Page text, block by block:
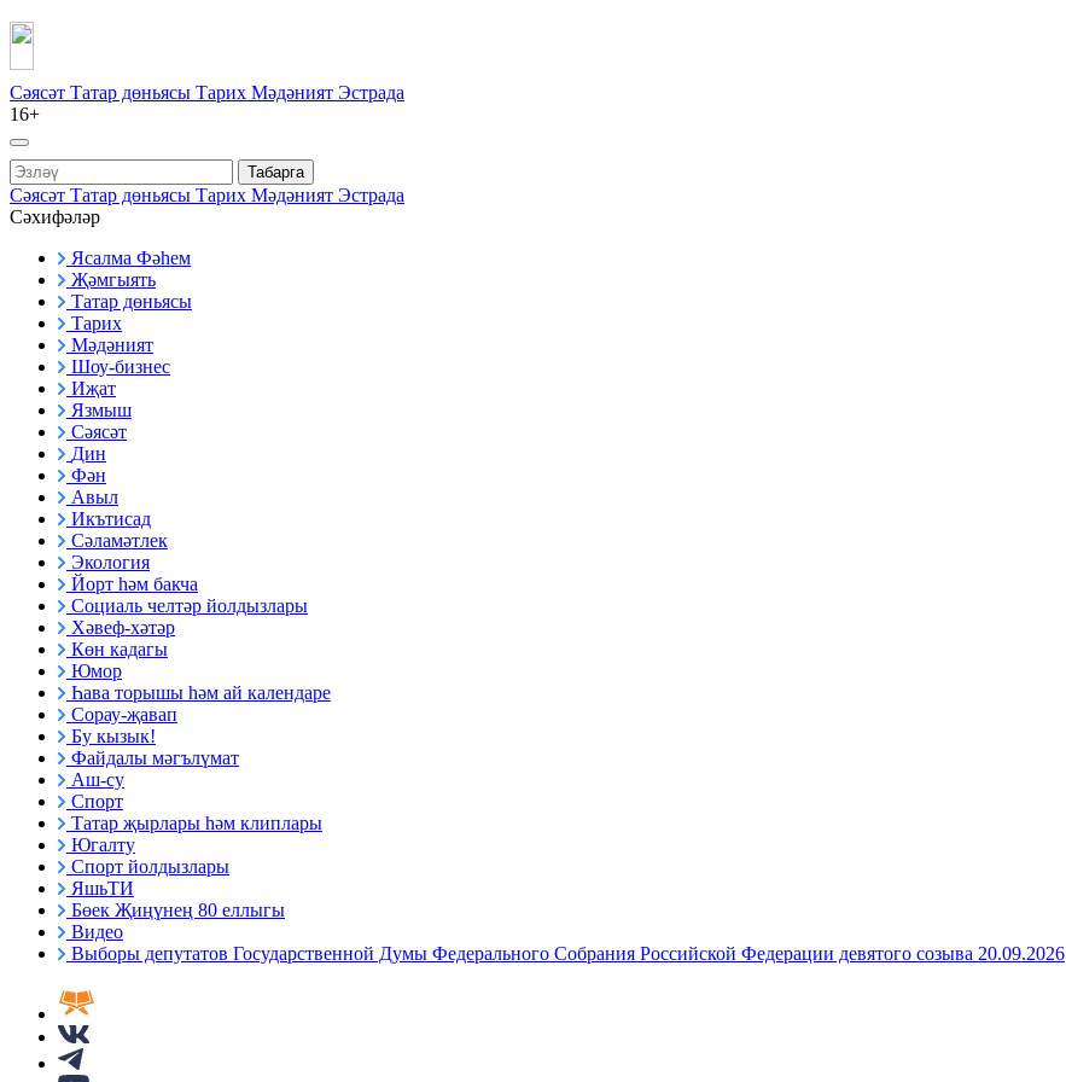
Сәясәт Татар дөньясы Тарих Мәдәният Эстрада
16+
Табарга
Сәясәт Татар дөньясы Тарих Мәдәният Эстрада
Сәхифәләр
Ясалма Фәһем
Җәмгыять
Татар дөньясы
Тарих
Мәдәният
Шоу-бизнес
Иҗат
Язмыш
Сәясәт
Дин
Фән
Авыл
Икътисад
Сәламәтлек
Экология
Йорт һәм бакча
Социаль челтәр йолдызлары
Хәвеф-хәтәр
Көн кадагы
Юмор
Һава торышы һәм ай календаре
Сорау-җавап
Бу кызык!
Файдалы мәгълүмат
Аш-су
Спорт
Татар җырлары һәм клиплары
Югалту
Спорт йолдызлары
ЯшьТИ
Бөек Җиңүнең 80 еллыгы
Видео
Выборы депутатов Государственной Думы Федерального Собрания Российской Федерации девятого созыва 20.09.2026